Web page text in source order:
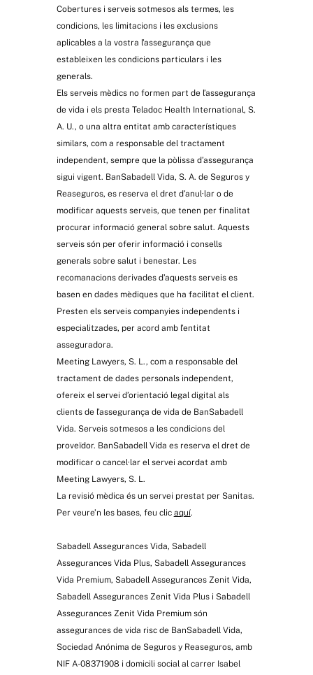
Cobertures i serveis sotmesos als termes, les
condicions, les limitacions i les exclusions
aplicables a la vostra l’assegurança que
estableixen les condicions particulars i les
generals.
Els serveis mèdics no formen part de l’assegurança
de vida i els presta Teladoc Health International, S.
A. U., o una altra entitat amb característiques
similars, com a responsable del tractament
independent, sempre que la pòlissa d’assegurança
sigui vigent. BanSabadell Vida, S. A. de Seguros y
Reaseguros, es reserva el dret d’anul·lar o de
modificar aquests serveis, que tenen per finalitat
procurar informació general sobre salut. Aquests
serveis són per oferir informació i consells
generals sobre salut i benestar. Les
recomanacions derivades d’aquests serveis es
basen en dades mèdiques que ha facilitat el client.
Presten els serveis companyies independents i
especialitzades, per acord amb l’entitat
asseguradora.
Meeting Lawyers, S. L., com a responsable del
tractament de dades personals independent,
ofereix el servei d’orientació legal digital als
clients de l’assegurança de vida de BanSabadell
Vida. Serveis sotmesos a les condicions del
proveïdor. BanSabadell Vida es reserva el dret de
modificar o cancel·lar el servei acordat amb
Meeting Lawyers, S. L.
La revisió mèdica és un servei prestat per Sanitas.
Per veure’n les bases, feu clic aquí.
Sabadell Assegurances Vida, Sabadell
Assegurances Vida Plus, Sabadell Assegurances
Vida Premium, Sabadell Assegurances Zenit Vida,
Sabadell Assegurances Zenit Vida Plus i Sabadell
Assegurances Zenit Vida Premium són
assegurances de vida risc de BanSabadell Vida,
Sociedad Anónima de Seguros y Reaseguros, amb
NIF A-08371908 i domicili social al carrer Isabel